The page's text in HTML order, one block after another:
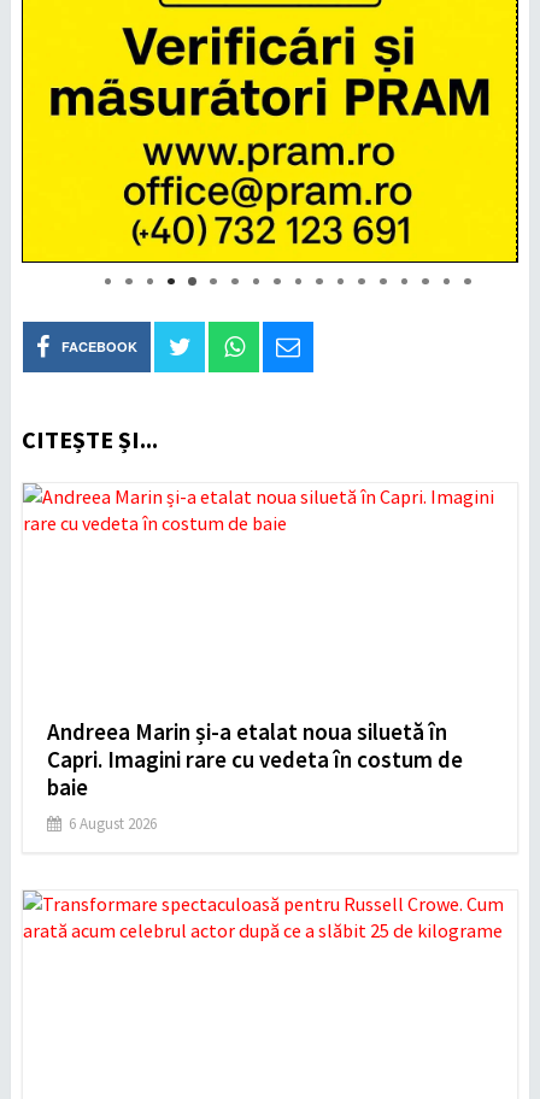
FACEBOOK
CITEȘTE ȘI...
Andreea Marin și-a etalat noua siluetă în
Capri. Imagini rare cu vedeta în costum de
baie
6 August 2026